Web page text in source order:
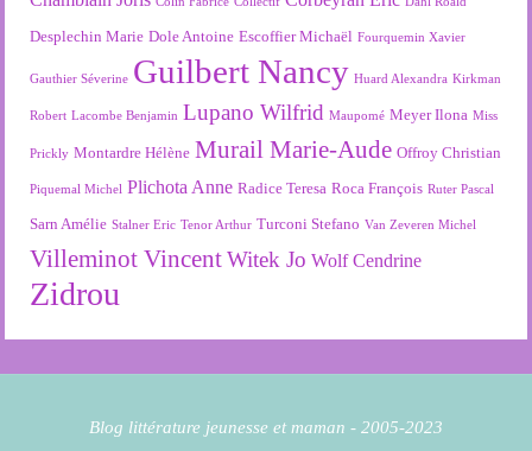
Desplechin Marie Dole Antoine Escoffier Michaël Fourquemin Xavier
Gauthier Séverine Guilbert Nancy Huard Alexandra Kirkman
Robert Lacombe Benjamin Lupano Wilfrid Maupomé Meyer Ilona Miss
Prickly Montardre Hélène Murail Marie-Aude Offroy Christian
Piquemal Michel Plichota Anne Radice Teresa Roca François Ruter Pascal
Sarn Amélie Stalner Eric Tenor Arthur Turconi Stefano Van Zeveren Michel
Villeminot Vincent Witek Jo Wolf Cendrine
Zidrou
Blog littérature jeunesse et maman - 2005-2023